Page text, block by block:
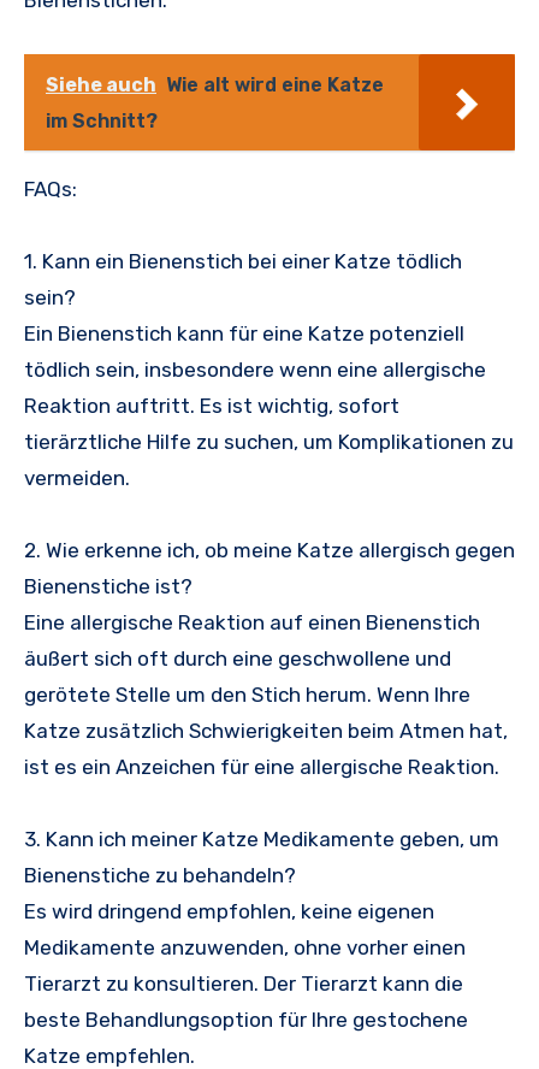
Siehe auch Wie alt wird eine Katze
im Schnitt?
FAQs:
1. Kann ein Bienenstich bei einer Katze tödlich
sein?
Ein Bienenstich kann für eine Katze potenziell
tödlich sein, insbesondere wenn eine allergische
Reaktion auftritt. Es ist wichtig, sofort
tierärztliche Hilfe zu suchen, um Komplikationen zu
vermeiden.
2. Wie erkenne ich, ob meine Katze allergisch gegen
Bienenstiche ist?
Eine allergische Reaktion auf einen Bienenstich
äußert sich oft durch eine geschwollene und
gerötete Stelle um den Stich herum. Wenn Ihre
Katze zusätzlich Schwierigkeiten beim Atmen hat,
ist es ein Anzeichen für eine allergische Reaktion.
3. Kann ich meiner Katze Medikamente geben, um
Bienenstiche zu behandeln?
Es wird dringend empfohlen, keine eigenen
Medikamente anzuwenden, ohne vorher einen
Tierarzt zu konsultieren. Der Tierarzt kann die
beste Behandlungsoption für Ihre gestochene
Katze empfehlen.